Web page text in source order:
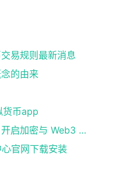
易规则最新消息
的由来
货币app
币安 在美国市场正式上线，开启加密与 Web3 创新的全新时代！
官网下载安装